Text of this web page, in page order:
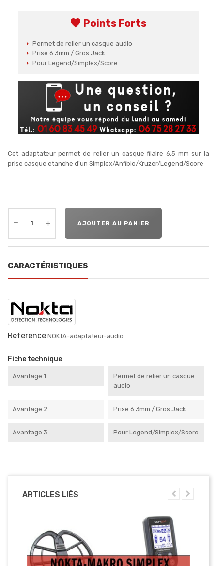
favorite Points Forts
Permet de relier un casque audio
Prise 6.3mm / Gros Jack
Pour Legend/Simplex/Score
Cet adaptateur permet de relier un casque filaire 6.5 mm sur la
prise casque etanche d'un Simplex/Anfibio/Kruzer/Legend/Score
AJOUTER AU PANIER
CARACTÉRISTIQUES
Référence NOKTA-adaptateur-audio
Fiche technique
Avantage 1
Permet de relier un casque
audio
Avantage 2 Prise 6.3mm / Gros Jack
Avantage 3 Pour Legend/Simplex/Score
ARTICLES LIÉS